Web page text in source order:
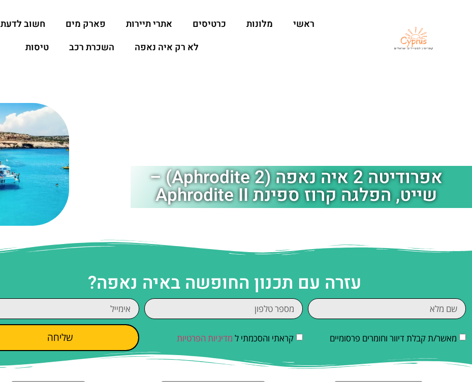
ראשי מלונות כרטיסים אתרי תיירות פארק מים חשוב לדעת
לא רק איה נאפה
השכרת רכב טיסות
אפרודיטה 2 איה נאפה (Aphrodite 2) –
שייט, הפלגה קרוז ספינת Aphrodite II
עזרה עם תכנון החופשה באיה נאפה?
מאשר/ת קבלת דיוור וחומרים פרסומיים קראתי והסכמתי ל מדיניות הפרטיות שליחה